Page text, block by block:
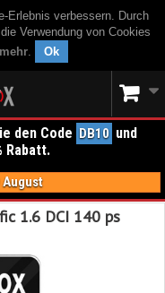
Erlebnis verbessern. Durch
Verwendung von Cookies
. Ok
den Code DB10 und
Rabatt.
1.6 DCI 140 ps